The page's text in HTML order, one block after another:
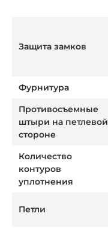
Защита замков
Фурнитура
Противосъемные
штыри на петлевой
стороне
Количество
контуров
уплотнения
Петли